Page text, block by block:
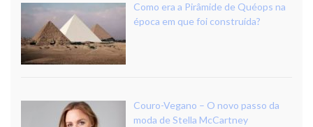
Como era a Pirâmide de Quéops na
época em que foi construída?
Couro-Vegano – O novo passo da
moda de Stella McCartney